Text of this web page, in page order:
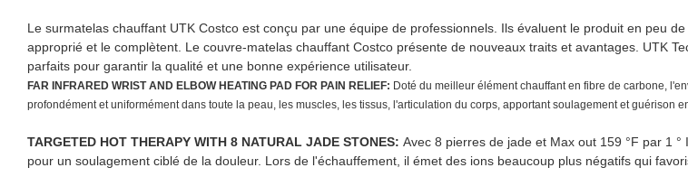
Le surmatelas chauffant UTK Costco est conçu par une équipe de professionnels. Ils évaluent le produit en peu
approprié et le complètent. Le couvre-matelas chauffant Costco présente de nouveaux traits et avantages. UTK
parfaits pour garantir la qualité et une bonne expérience utilisateur.
FAR INFRARED WRIST AND ELBOW HEATING PAD FOR PAIN RELIEF: Doté du meilleur élément chauffant en fibre de carbone,
profondément et uniformément dans toute la peau, les muscles, les tissus, l'articulation du corps, apportant soulagement et guérison
TARGETED HOT THERAPY WITH 8 NATURAL JADE STONES: Avec 8 pierres de jade et Max out 159 °F par 1
pour un soulagement ciblé de la douleur. Lors de l'échauffement, il émet des ions beaucoup plus négatifs qui